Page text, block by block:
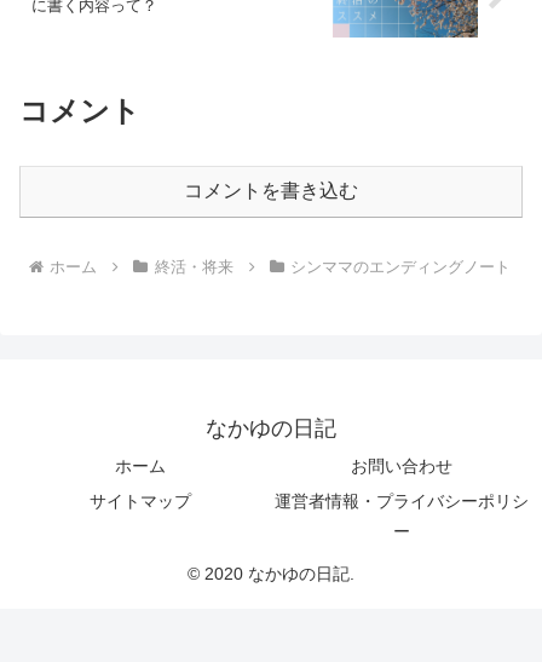
に書く内容って？
コメント
コメントを書き込む
ホーム 終活・将来 シンママのエンディングノート
なかゆの日記
ホーム
お問い合わせ
サイトマップ
運営者情報・プライバシーポリシ
ー
© 2020 なかゆの日記.